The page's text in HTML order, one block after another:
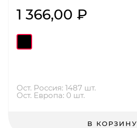
1 366,00 ₽
Ост. Россия: 1487 шт.
Ост. Европа: 0 шт.
В КОРЗИНУ